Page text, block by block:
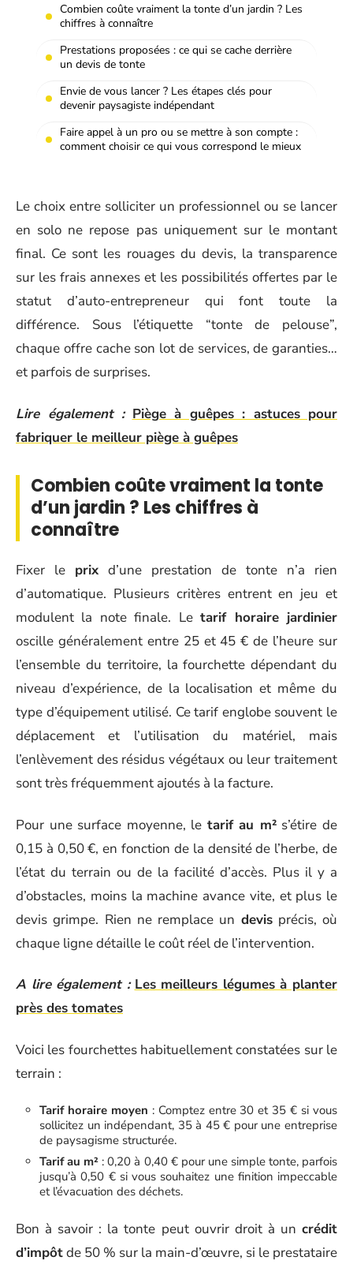
Combien coûte vraiment la tonte d’un jardin ? Les
chiffres à connaître
Prestations proposées : ce qui se cache derrière
un devis de tonte
Envie de vous lancer ? Les étapes clés pour
devenir paysagiste indépendant
Faire appel à un pro ou se mettre à son compte :
comment choisir ce qui vous correspond le mieux
Le choix entre solliciter un professionnel ou se lancer
en solo ne repose pas uniquement sur le montant
final. Ce sont les rouages du devis, la transparence
sur les frais annexes et les possibilités offertes par le
statut d’auto-entrepreneur qui font toute la
différence. Sous l’étiquette “tonte de pelouse”,
chaque offre cache son lot de services, de garanties…
et parfois de surprises.
Lire également : Piège à guêpes : astuces pour
fabriquer le meilleur piège à guêpes
Combien coûte vraiment la tonte
d’un jardin ? Les chiffres à
connaître
Fixer le prix d’une prestation de tonte n’a rien
d’automatique. Plusieurs critères entrent en jeu et
modulent la note finale. Letarif horaire jardinier
oscille généralement entre 25 et 45 € de l’heure sur
l’ensemble du territoire, la fourchette dépendant du
niveau d’expérience, de la localisation et même du
type d’équipement utilisé. Ce tarif englobe souvent le
déplacement et l’utilisation du matériel, mais
l’enlèvement des résidus végétaux ou leur traitement
sont très fréquemment ajoutés à la facture.
Pour une surface moyenne, le tarif au m²s’étire de
0,15 à 0,50 €, en fonction de la densité de l’herbe, de
l’état du terrain ou de la facilité d’accès. Plus il y a
d’obstacles, moins la machine avance vite, et plus le
devis grimpe. Rien ne remplace un devisprécis, où
chaque ligne détaille le coût réel de l’intervention.
A lire également : Les meilleurs légumes à planter
près des tomates
Voici les fourchettes habituellement constatées sur le
terrain :
Tarif horaire moyen : Comptez entre 30 et 35 € si vous
sollicitez un indépendant, 35 à 45 € pour une entreprise
de paysagisme structurée.
Tarif au m² : 0,20 à 0,40 € pour une simple tonte, parfois
jusqu’à 0,50 € si vous souhaitez une finition impeccable
et l’évacuation des déchets.
Bon à savoir : la tonte peut ouvrir droit à un crédit
d’impôtde 50 % sur la main-d’œuvre, si le prestataire